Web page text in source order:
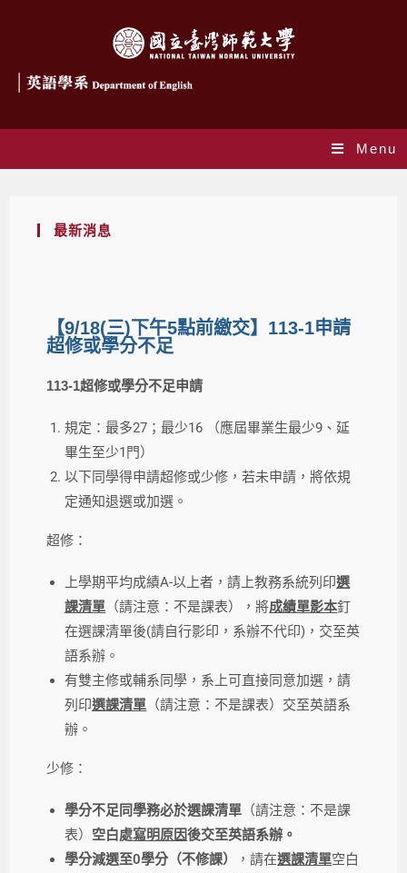
Menu
最新消息
【9/18(三)下午5點前繳交】113-1申請
超修或學分不足
113-1超修或學分不足申請
規定：最多27；最少16 （應屆畢業生最少9、延
畢生至少1門）
以下同學得申請超修或少修，若未申請，將依規
定通知退選或加選。
超修：
上學期平均成績A-以上者，請上教務系統列印選
課清單 （請注意：不是課表），將成績單影本釘
在選課清單後(請自行影印，系辦不代印)，交至英
語系辦。
有雙主修或輔系同學，系上可直接同意加選，請
列印選課清單 （請注意：不是課表）交至英語系
辦。
少修：
學分不足同學務必於選課清單 （請注意：不是課
表） 空白處寫明原因後交至英語系辦。
學分減選至0學分（不修課）
，請在選課清單空白